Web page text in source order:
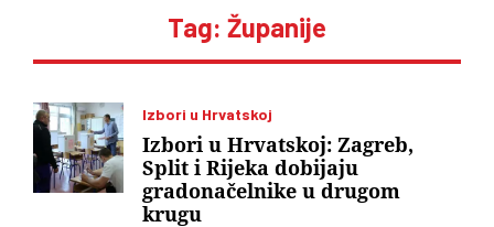
Tag: Županije
Izbori u Hrvatskoj
Izbori u Hrvatskoj: Zagreb,
Split i Rijeka dobijaju
gradonačelnike u drugom
krugu